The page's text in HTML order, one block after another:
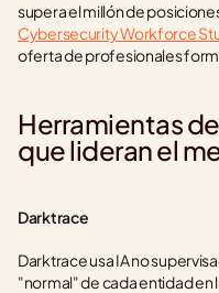
supera el millón de
Cybersecurity Workforce
oferta de profesionales
Herramientas
que lideran el
Darktrace
Darktrace usa IA no
"normal" de cada entidad